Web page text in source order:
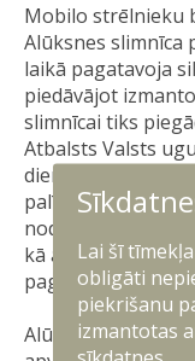
Mobilo strēlnieku
Alūksnes slimnīca
laikā pagatavoja
piedāvājot
slimnīcai tiks
Atbalsts Valsts
dienestam,
palīdzot novākt
nodrošināšanu
kā arī
pagaidu
Alūksnes,
Lai šī
obligāti
piekrišanu
izmantotas